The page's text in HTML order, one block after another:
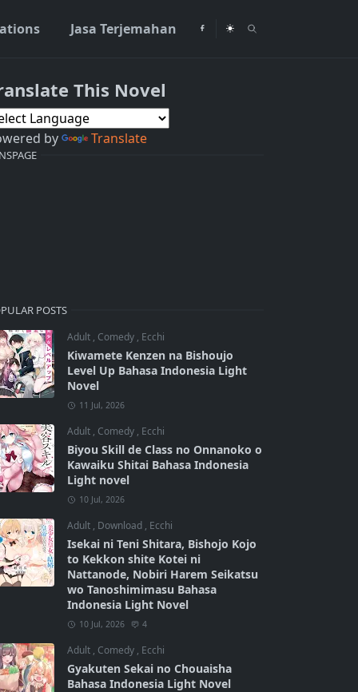
Jasa Terjemahan
This Novel
by Translate
POSTS
Adult , Comedy , Ecchi
Kiwamete Kenzen na Bishoujo
Level Up Bahasa Indonesia Light
Novel
11 Jul, 2026
Adult , Comedy , Ecchi
Biyou Skill de Class no Onnanoko o
Kawaiku Shitai Bahasa Indonesia
Light novel
10 Jul, 2026
Adult , Download , Ecchi
Isekai ni Teni Shitara, Bishojo Kojo
to Kekkon shite Kotei ni
Nattanode, Nobiri Harem Seikatsu
wo Tanoshimimasu Bahasa
Indonesia Light Novel
10 Jul, 2026 4
Adult , Comedy , Ecchi
Gyakuten Sekai no Chouaisha
Bahasa Indonesia Light Novel